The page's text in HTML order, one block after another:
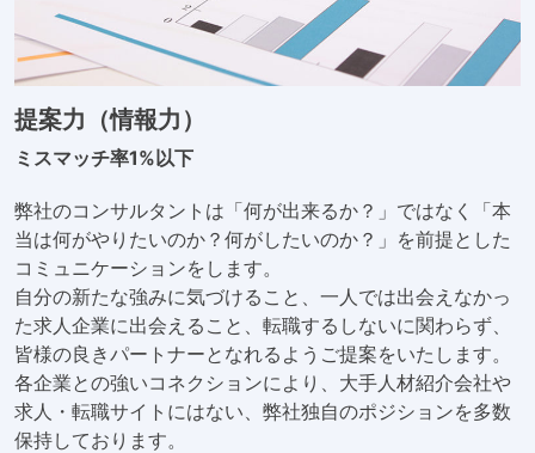
提案力（情報力）
ミスマッチ率1%以下
弊社のコンサルタントは「何が出来るか？」ではなく「本
当は何がやりたいのか？何がしたいのか？」を前提とした
コミュニケーションをします。
自分の新たな強みに気づけること、一人では出会えなかっ
た求人企業に出会えること、転職するしないに関わらず、
皆様の良きパートナーとなれるようご提案をいたします。
各企業との強いコネクションにより、大手人材紹介会社や
求人・転職サイトにはない、弊社独自のポジションを多数
保持しております。